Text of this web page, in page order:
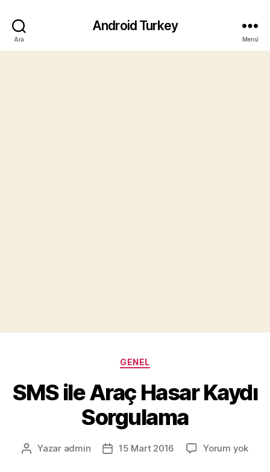
Ara
Android Turkey
Menü
Kategoriler
GENEL
SMS ile Araç Hasar Kaydı
Sorgulama
Yazının
Yazar admin
Yazı15 Mart 2016 Yorum yokSMS